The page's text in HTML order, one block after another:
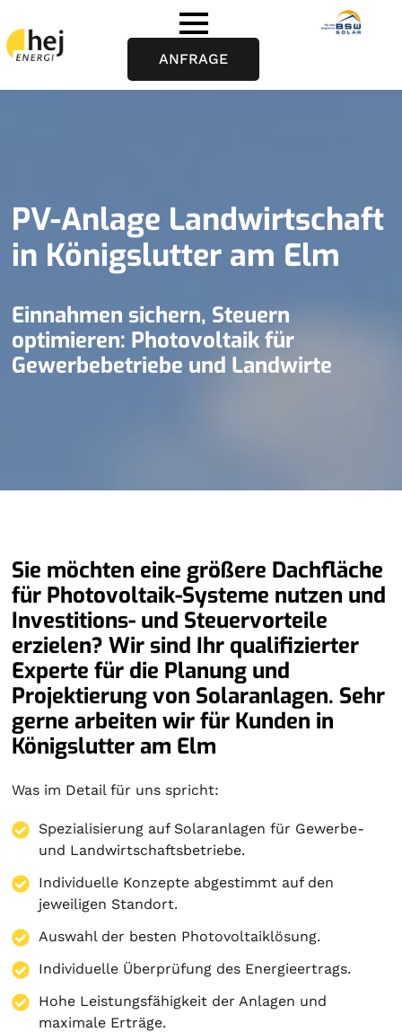
ANFRAGE
PV-Anlage Landwirtschaft
in Königslutter am Elm
Einnahmen sichern, Steuern
optimieren: Photovoltaik für
Gewerbebetriebe und Landwirte
Sie möchten eine größere Dachfläche
für Photovoltaik-Systeme nutzen und
Investitions- und Steuervorteile
erzielen? Wir sind Ihr qualifizierter
Experte für die Planung und
Projektierung von Solaranlagen. Sehr
gerne arbeiten wir für Kunden in
Königslutter am Elm
Was im Detail für uns spricht:
Spezialisierung auf Solaranlagen für Gewerbe-
und Landwirtschaftsbetriebe.
Individuelle Konzepte abgestimmt auf den
jeweiligen Standort.
Auswahl der besten Photovoltaiklösung.
Individuelle Überprüfung des Energieertrags.
Hohe Leistungsfähigkeit der Anlagen und
maximale Erträge.